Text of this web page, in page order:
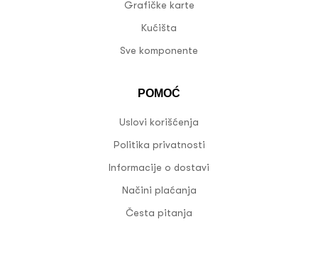
Grafičke karte
Kućišta
Sve komponente
POMOĆ
Uslovi korišćenja
Politika privatnosti
Informacije o dostavi
Načini plaćanja
Česta pitanja